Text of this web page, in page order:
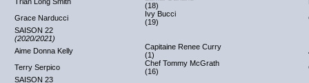
(18)
Grace Narducci
Ivy Bucci
(19)
SAISON 22
(2020/2021)
Aime Donna Kelly
Capitaine Renee Curry
(1)
Terry Serpico
Chef Tommy McGrath
(16)
SAISON 23